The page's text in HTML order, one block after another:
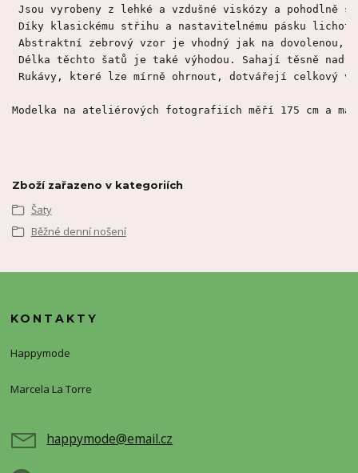
Jsou vyrobeny z lehké a vzdušné viskózy a pohodlně
Díky klasickému střihu a nastavitelnému pásku
Abstraktní zebrový vzor je vhodný jak na dovolenou,
Délka těchto šatů je také výhodou. Sahají těsně nad
Rukávy, které lze mírně ohrnout, dotvářejí celkový
Modelka na ateliérových fotografiích měří 175 cm a
Zboží zařazeno v kategoriích
Šaty
Běžné denní nošení
KONTAKTY
Happymode
Marcela La Torre
happymode@email.cz